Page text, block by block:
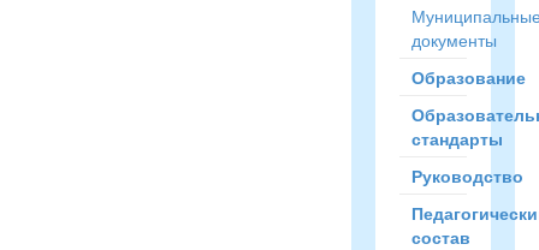
документы
Образование
стандарты
Руководство
состав